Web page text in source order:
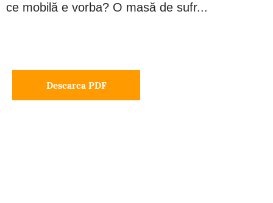
ce mobilă e vorba? O masă de sufr...
Descarca PDF